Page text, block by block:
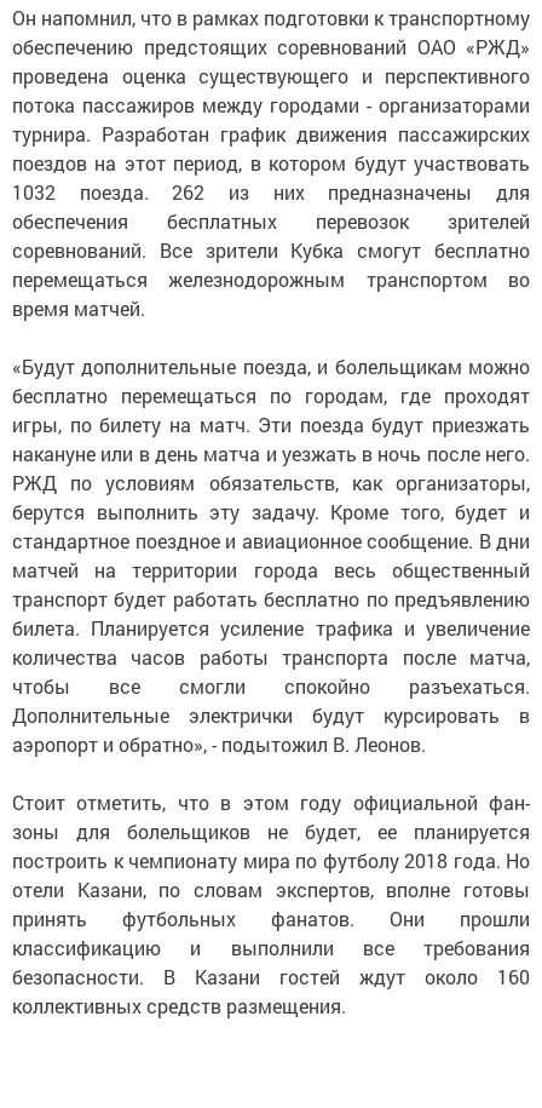
Он напомнил, что в рамках подготовки к транспортному
обеспечению предстоящих соревнований ОАО «РЖД»
проведена оценка существующего и перспективного
потока пассажиров между городами - организаторами
турнира. Разработан график движения пассажирских
поездов на этот период, в котором будут участвовать
1032 поезда. 262 из них предназначены для
обеспечения бесплатных перевозок зрителей
соревнований. Все зрители Кубка смогут бесплатно
перемещаться железнодорожным транспортом во
время матчей.
«Будут дополнительные поезда, и болельщикам можно
бесплатно перемещаться по городам, где проходят
игры, по билету на матч. Эти поезда будут приезжать
накануне или в день матча и уезжать в ночь после него.
РЖД по условиям обязательств, как организаторы,
берутся выполнить эту задачу. Кроме того, будет и
стандартное поездное и авиационное сообщение. В дни
матчей на территории города весь общественный
транспорт будет работать бесплатно по предъявлению
билета. Планируется усиление трафика и увеличение
количества часов работы транспорта после матча,
чтобы все смогли спокойно разъехаться.
Дополнительные электрички будут курсировать в
аэропорт и обратно», - подытожил В. Леонов.
Стоит отметить, что в этом году официальной фан-
зоны для болельщиков не будет, ее планируется
построить к чемпионату мира по футболу 2018 года. Но
отели Казани, по словам экспертов, вполне готовы
принять футбольных фанатов. Они прошли
классификацию и выполнили все требования
безопасности. В Казани гостей ждут около 160
коллективных средств размещения.